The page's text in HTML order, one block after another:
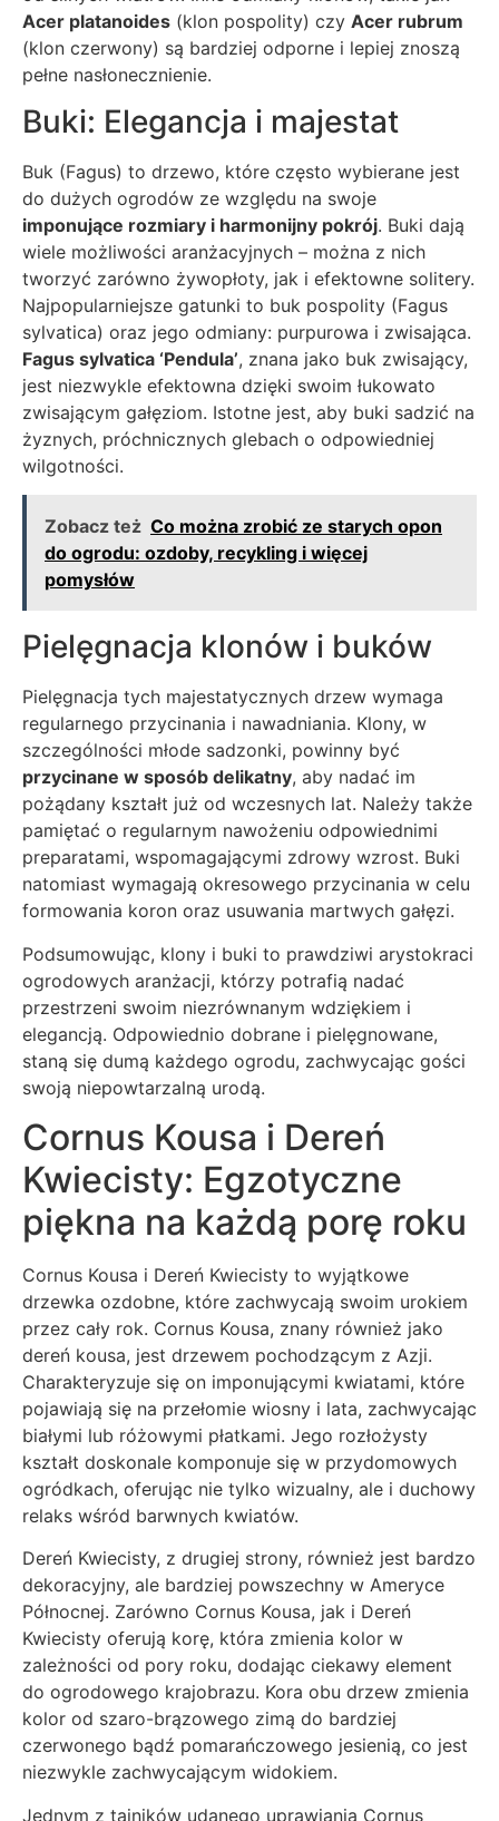
Acer platanoides (klon pospolity) czy Acer rubrum
(klon czerwony) są bardziej odporne i lepiej znoszą
pełne nasłonecznienie.
Buki: Elegancja i majestat
Buk (Fagus) to drzewo, które często wybierane jest
do dużych ogrodów ze względu na swoje
imponujące rozmiary i harmonijny pokrój. Buki dają
wiele możliwości aranżacyjnych – można z nich
tworzyć zarówno żywopłoty, jak i efektowne solitery.
Najpopularniejsze gatunki to buk pospolity (Fagus
sylvatica) oraz jego odmiany: purpurowa i zwisająca.
Fagus sylvatica ‘Pendula’, znana jako buk zwisający,
jest niezwykle efektowna dzięki swoim łukowato
zwisającym gałęziom. Istotne jest, aby buki sadzić na
żyznych, próchnicznych glebach o odpowiedniej
wilgotności.
Zobacz też Co można zrobić ze starych opon
do ogrodu: ozdoby, recykling i więcej
pomysłów
Pielęgnacja klonów i buków
Pielęgnacja tych majestatycznych drzew wymaga
regularnego przycinania i nawadniania. Klony, w
szczególności młode sadzonki, powinny być
przycinane w sposób delikatny, aby nadać im
pożądany kształt już od wczesnych lat. Należy także
pamiętać o regularnym nawożeniu odpowiednimi
preparatami, wspomagającymi zdrowy wzrost. Buki
natomiast wymagają okresowego przycinania w celu
formowania koron oraz usuwania martwych gałęzi.
Podsumowując, klony i buki to prawdziwi arystokraci
ogrodowych aranżacji, którzy potrafią nadać
przestrzeni swoim niezrównanym wdziękiem i
elegancją. Odpowiednio dobrane i pielęgnowane,
staną się dumą każdego ogrodu, zachwycając gości
swoją niepowtarzalną urodą.
Cornus Kousa i Dereń
Kwiecisty: Egzotyczne
piękna na każdą porę roku
Cornus Kousa i Dereń Kwiecisty to wyjątkowe
drzewka ozdobne, które zachwycają swoim urokiem
przez cały rok. Cornus Kousa, znany również jako
dereń kousa, jest drzewem pochodzącym z Azji.
Charakteryzuje się on imponującymi kwiatami, które
pojawiają się na przełomie wiosny i lata, zachwycając
białymi lub różowymi płatkami. Jego rozłożysty
kształt doskonale komponuje się w przydomowych
ogródkach, oferując nie tylko wizualny, ale i duchowy
relaks wśród barwnych kwiatów.
Dereń Kwiecisty, z drugiej strony, również jest bardzo
dekoracyjny, ale bardziej powszechny w Ameryce
Północnej. Zarówno Cornus Kousa, jak i Dereń
Kwiecisty oferują korę, która zmienia kolor w
zależności od pory roku, dodając ciekawy element
do ogrodowego krajobrazu. Kora obu drzew zmienia
kolor od szaro-brązowego zimą do bardziej
czerwonego bądź pomarańczowego jesienią, co jest
niezwykle zachwycającym widokiem.
Jednym z tajników udanego uprawiania Cornus